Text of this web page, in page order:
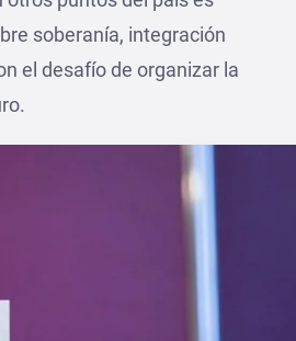
soberanía, integración
el desafío de organizar la